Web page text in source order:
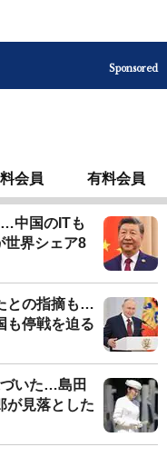
Sponsored
会員 有料会員
中国のITも
世界シェア8
との指摘も…
も停戦を迫る
いた…島田
が見落とした